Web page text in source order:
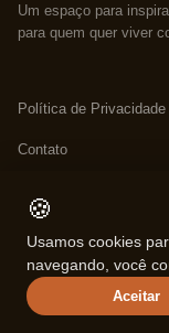
Um espaço para
para quem quer viver
Política de Privacidade
Contato
Sobre Nós
Termos de Uso
🍪
Usamos cookies
navegando, você
Aceitar